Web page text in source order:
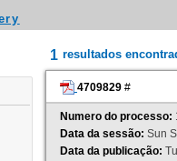
1 resultados
4709829 #
Numero do processo:
Data da sessão: Sun
Data da publicação: